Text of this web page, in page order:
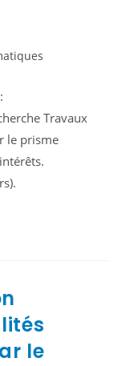
Travaux
le prisme
le